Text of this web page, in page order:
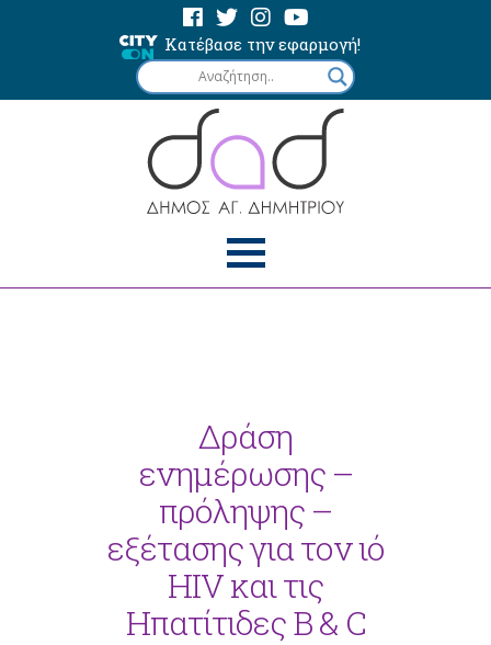
Κατέβασε την εφαρμογή!
Δράση
ενημέρωσης –
πρόληψης –
εξέτασης για τον ιό
HIV και τις
Ηπατίτιδες B & C